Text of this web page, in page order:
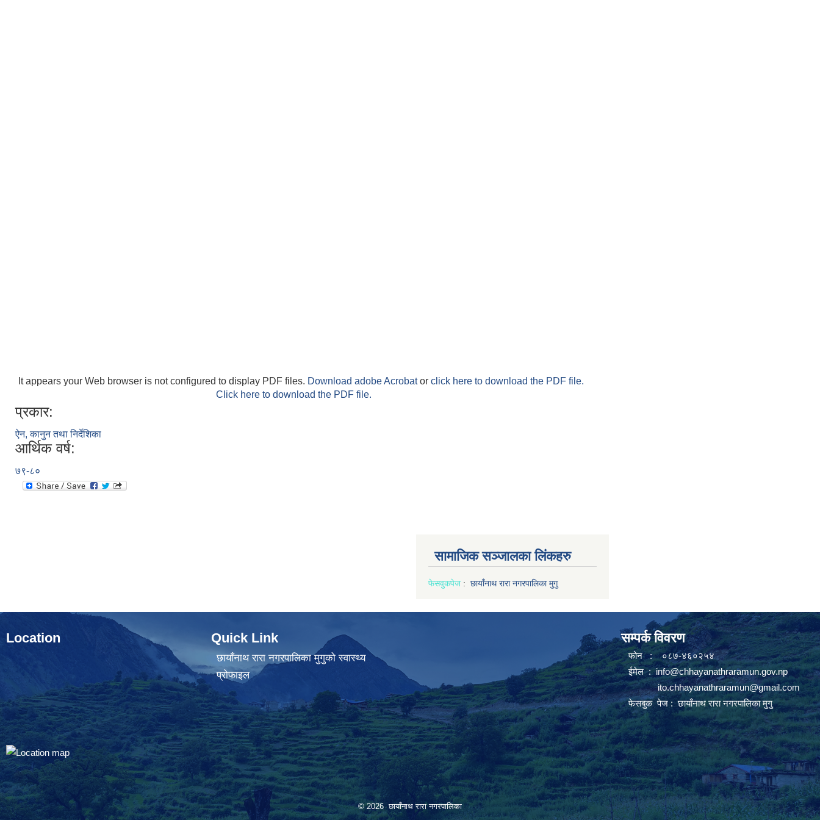
It appears your Web browser is not configured to display PDF files. Download adobe Acrobator click here to download the PDF file.
Click here to download the PDF file.
प्रकार:
ऐन, कानुन तथा निर्देशिका
आर्थिक वर्ष:
७९-८०
सामाजिक सञ्जालका लिंकहरु
फेसवुकपेज : छायाँनाथ रारा नगरपालिका मुगु
Location Quick Link
छायाँनाथ रारा नगरपालिका मुगुको स्वास्थ्य
प्रोफाइल
सम्पर्क विवरण
फोन : ०८७-४६०२५४
ईमेल :info@chhayanathraramun.gov.np
ito.chhayanathraramun@gmail.com
फेसबुक पेज : छायाँनाथ रारा नगरपालिका मुगु
© 2026 छायाँनाथ रारा नगरपालिका